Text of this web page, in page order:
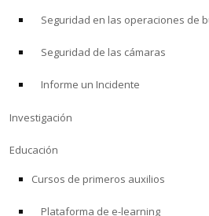
Seguridad en las operaciones de
Seguridad de las cámaras
Informe un Incidente
Investigación
Educación
Cursos de primeros auxilios
Plataforma de e-learning